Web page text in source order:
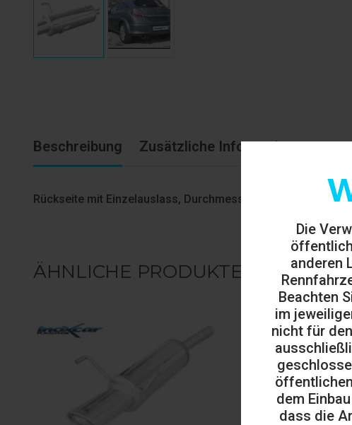
Die
anderen
Beachten
im
nicht für
dem
dass die
Beschreibung Zusätzliche Informationen
Rückseite mit Einzelauslass, Durchmesser 102
ÄHNLICHE PRODUKTE